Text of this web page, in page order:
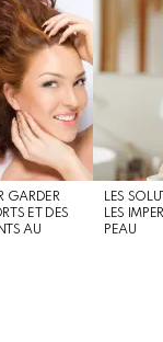
GARDER
ET DES
AU
LES
LES
PEAU